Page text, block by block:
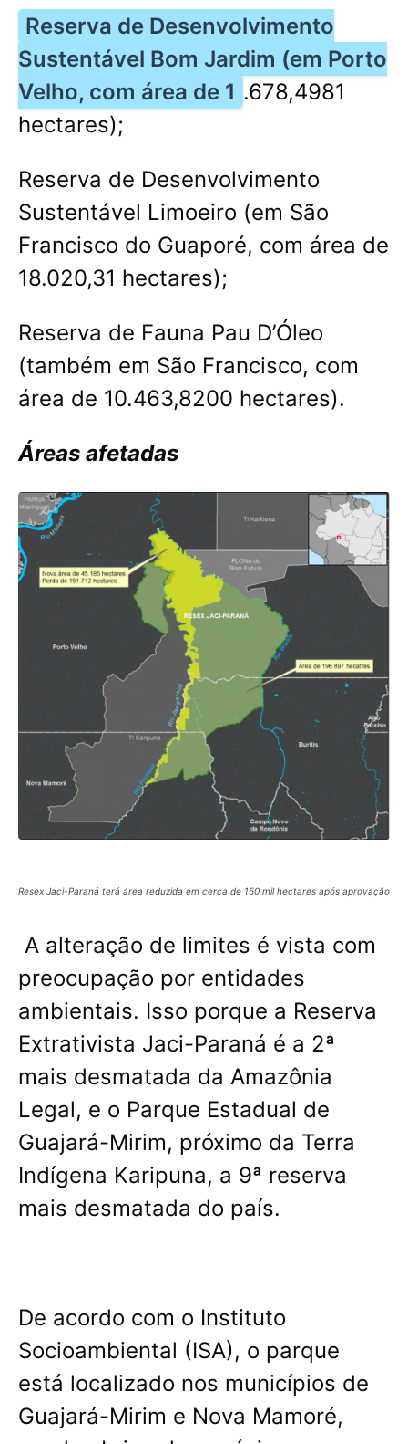
Reserva de Desenvolvimento
Sustentável Bom Jardim (em Porto
Velho, com área de 1 .678,4981
hectares);
Reserva de Desenvolvimento
Sustentável Limoeiro (em São
Francisco do Guaporé, com área de
18.020,31 hectares);
Reserva de Fauna Pau D’Óleo
(também em São Francisco, com
área de 10.463,8200 hectares).
Áreas afetadas
Resex Jaci-Paraná terá área reduzida em cerca de 150 mil hectares após aprovação
A alteração de limites é vista com
preocupação por entidades
ambientais. Isso porque a Reserva
Extrativista Jaci-Paraná é a 2ª
mais desmatada da Amazônia
Legal, e o Parque Estadual de
Guajará-Mirim, próximo da Terra
Indígena Karipuna, a 9ª reserva
mais desmatada do país.
De acordo com o Instituto
Socioambiental (ISA), o parque
está localizado nos municípios de
Guajará-Mirim e Nova Mamoré,